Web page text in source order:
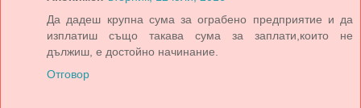
Да дадеш крупна сума за ограбено предприятие и да
изплатиш също такава сума за заплати,които не
дължиш, е достойно начинание.
Отговор